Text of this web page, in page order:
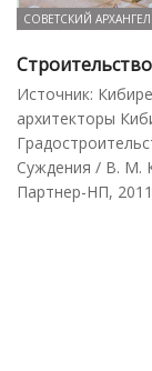
СОВЕТСКИЙ
Источник:
архитекторы
Суждения / В. М.
Партнер-НП,